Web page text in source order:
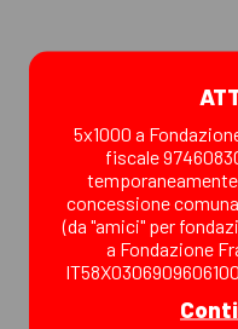
5x1000 a
fiscale
temporaneamente
concessione
(da "amici" per
a Fondazione